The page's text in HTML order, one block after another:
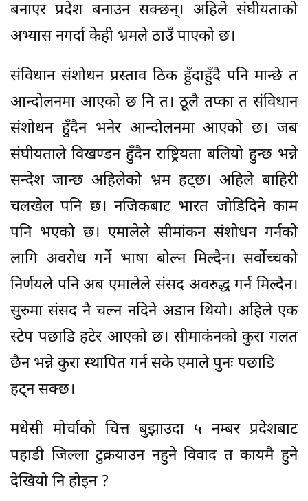
बनाएर प्रदेश बनाउन सक्छन्। अहिले संघीयताको
अभ्यास नगर्दा केही भ्रमले ठाउँ पाएको छ।
संविधान संशोधन प्रस्ताव ठिक हुँदाहुँदै पनि मान्छे त
आन्दोलनमा आएको छ नि त। ठूलै तप्का त संविधान
संशोधन हुँदैन भनेर आन्दोलनमा आएको छ। जब
संघीयताले विखण्डन हुँदैन राष्ट्रियता बलियो हुन्छ भन्ने
सन्देश जान्छ अहिलेको भ्रम हट्छ। अहिले बाहिरी
चलखेल पनि छ। नजिकबाट भारत जोडिदिने काम
पनि भएको छ। एमालेले सीमांकन संशोधन गर्नको
लागि अवरोध गर्ने भाषा बोल्न मिल्दैन। सर्वोच्चको
निर्णयले पनि अब एमालेले संसद अवरुद्ध गर्न मिल्दैन।
सुरुमा संसद नै चल्न नदिने अडान थियो। अहिले एक
स्टेप पछाडि हटेर आएको छ। सीमाकंनको कुरा गलत
छैन भन्ने कुरा स्थापित गर्न सके एमाले पुनः पछाडि
हट्न सक्छ।
मधेसी मोर्चाको चित्त बुझाउदा ५ नम्बर प्रदेशबाट
पहाडी जिल्ला टुक्रयाउन नहुने विवाद त कायमै हुने
देखियो नि होइन ?